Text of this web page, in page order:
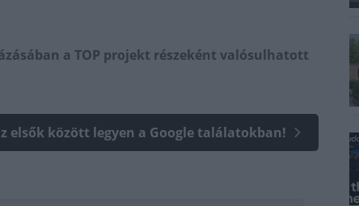
a TOP projekt részeként valósulhatott
elsők között legyen a Google találatokban!